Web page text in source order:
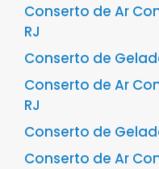
Conserto de Ar
RJ
Conserto de
Conserto de Ar
RJ
Conserto de
Conserto de Ar